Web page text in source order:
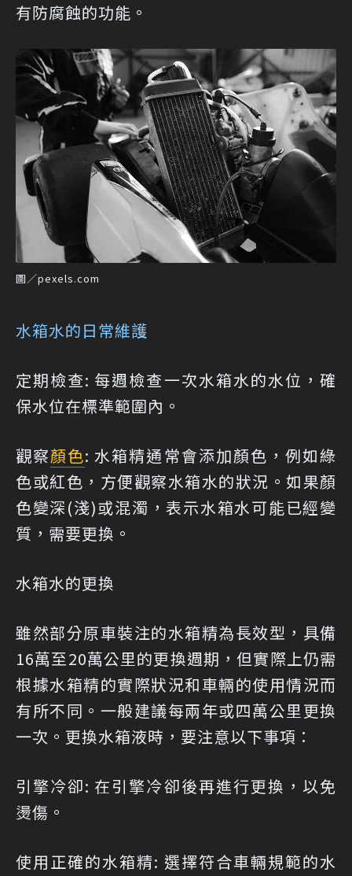
有防腐蝕的功能。
圖／pexels.com
水箱水的日常維護
定期檢查: 每週檢查一次水箱水的水位，確
保水位在標準範圍內。
觀察顏色: 水箱精通常會添加顏色，例如綠
色或紅色，方便觀察水箱水的狀況。如果顏
色變深(淺)或混濁，表示水箱水可能已經變
質，需要更換。
水箱水的更換
雖然部分原車裝注的水箱精為長效型，具備
16萬至20萬公里的更換週期，但實際上仍需
根據水箱精的實際狀況和車輛的使用情況而
有所不同。一般建議每兩年或四萬公里更換
一次。更換水箱液時，要注意以下事項：
引擎冷卻: 在引擎冷卻後再進行更換，以免
燙傷。
使用正確的水箱精: 選擇符合車輛規範的水